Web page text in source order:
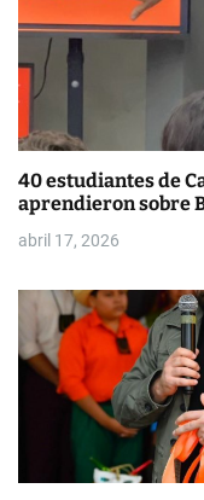
n
t
a
d
a
s
40 estudiantes de
aprendieron sobre
abril 17, 2026